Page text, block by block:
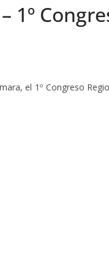
1º
el 1º Congreso